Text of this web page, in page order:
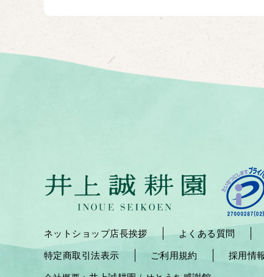
ネットショップ店長挨拶 よくある質問
特定商取引法表示
ご利用規約 採用情